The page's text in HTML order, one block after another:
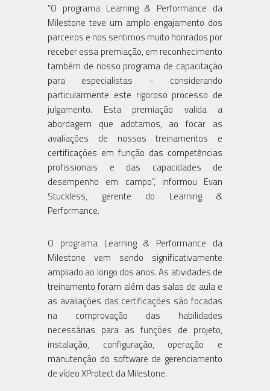
“O programa Learning & Performance da
Milestone teve um amplo engajamento dos
parceiros e nos sentimos muito honrados por
receber essa premiação, em reconhecimento
também de nosso programa de capacitação
para especialistas - considerando
particularmente este rigoroso processo de
julgamento. Esta premiação valida a
abordagem que adotamos, ao focar as
avaliações de nossos treinamentos e
certificações em função das competências
profissionais e das capacidades de
desempenho em campo”, informou Evan
Stuckless, gerente do Learning &
Performance.
O programa Learning & Performance da
Milestone vem sendo significativamente
ampliado ao longo dos anos. As atividades de
treinamento foram além das salas de aula e
as avaliações das certificações são focadas
na comprovação das habilidades
necessárias para as funções de projeto,
instalação, configuração, operação e
manutenção do software de gerenciamento
de vídeo XProtect da Milestone.